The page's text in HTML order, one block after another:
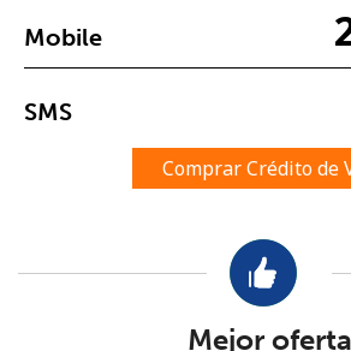
Mínimo 8 caracteres
Una letra mayúscula y una minúscula
Un caracter especial
Mantente en contacto para recibir
Mobile
SMS
Comprar Crédito de
Mejor oferta